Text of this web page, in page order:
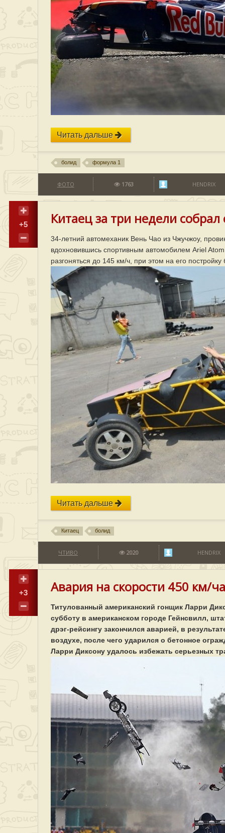
Читать дальше
болид формула 1
ФОТО 1763 HENDRIX
+5 Китаец за три недели
34-летний автомеханик Вень Чао из Чжучжоу,
вдохновившись спортивным автомобилем Ariel
разгоняться до 145 км/ч, при этом на его
Читать дальше
Китаец болид
ЧТИВО 2020 HENDRIX
+3 Авария на скорости 450 км/
Титулованный американский гонщик Ларри
субботу в американском городе Гейнсвилл,
дрэг-рейсингу закончился аварией, в
воздухе, после чего ударился о бетонное
Ларри Диксону удалось избежать серьезных